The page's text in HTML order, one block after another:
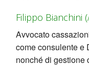
Filippo Bianchini
Avvocato
come consulente e
nonché di gestione